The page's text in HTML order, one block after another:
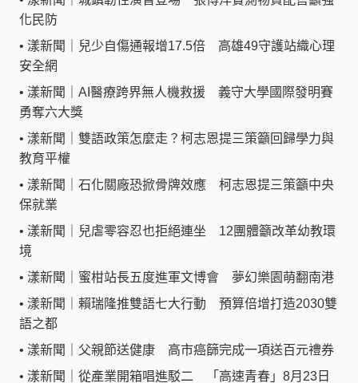
化民防
• 漾新聞｜兒少自傷通報增17.5倍 高雄49守護站織心理
安全網
• 漾新聞｜AI醫療跨界無人機救援 義守大學國際發明賽
勇奪六大獎
• 漾新聞｜雙語政策怎麼走？柯志恩提三策籲回歸學力與
教育平權
• 漾新聞｜石化關廠恐掀骨牌效應 柯志恩提三策籲中央
保就業
• 漾新聞｜兒虐零容忍也拒絕連坐 12團體籲改革幼教環
境
• 漾新聞｜蜜柑站長五度進軍文博會 夢幻樂園萌翻南港
• 漾新聞｜賴瑞隆推雙語七大行動 預算倍增打造2030雙
語之都
• 漾新聞｜父親節送健康 高市癌篩完成一項送百元禮券
• 漾新聞｜從產業開箱唱進駁二 「高速青春」8月23日